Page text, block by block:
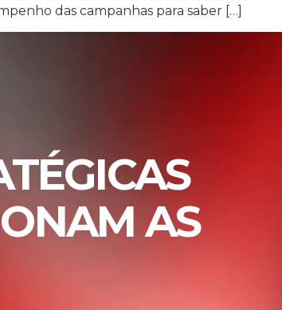
das campanhas para saber […]
AS